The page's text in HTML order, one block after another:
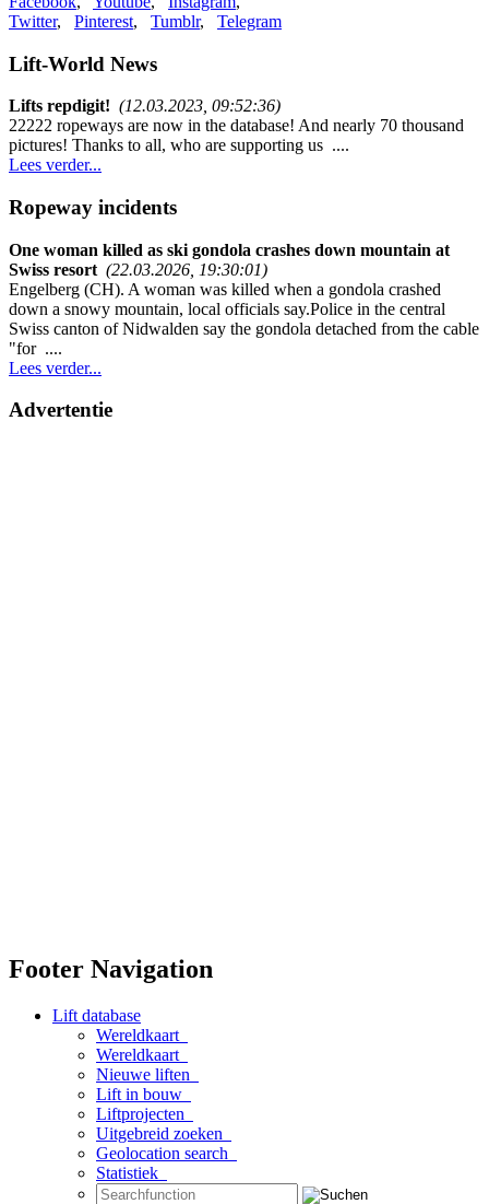
Twitter, Pinterest, Tumblr, Telegram
Lift-World News
Lifts repdigit! (12.03.2023, 09:52:36)
22222 ropeways are now in the database! And nearly 70 thousand
pictures! Thanks to all, who are supporting us ....
Lees verder...
Ropeway incidents
One woman killed as ski gondola crashes down mountain at
Swiss resort (22.03.2026, 19:30:01)
Engelberg (CH). A woman was killed when a gondola crashed
down a snowy mountain, local officials say.Police in the central
Swiss canton of Nidwalden say the gondola detached from the cable
"for ....
Lees verder...
Advertentie
Footer Navigation
Lift database
Wereldkaart
Wereldkaart
Nieuwe liften
Lift in bouw
Liftprojecten
Uitgebreid zoeken
Geolocation search
Statistiek